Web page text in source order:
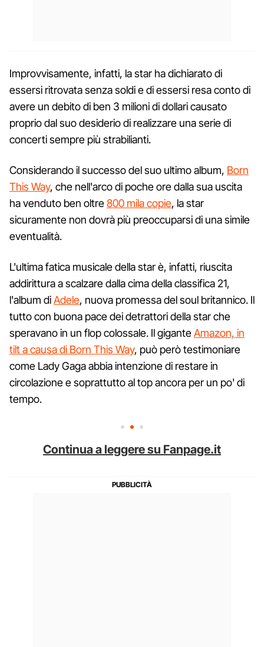
Improvvisamente, infatti, la star ha dichiarato di
essersi ritrovata senza soldi e di essersi resa conto di
avere un debito di ben 3 milioni di dollari causato
proprio dal suo desiderio di realizzare una serie di
concerti sempre più strabilianti.
Considerando il successo del suo ultimo album, Born
This Way, che nell'arco di poche ore dalla sua uscita
ha venduto ben oltre800 mila copie, la star
sicuramente non dovrà più preoccuparsi di una simile
eventualità.
L'ultima fatica musicale della star è, infatti, riuscita
addirittura a scalzare dalla cima della classifica 21,
l'album diAdele, nuova promessa del soul britannico. Il
tutto con buona pace dei detrattori della star che
speravano in un flop colossale. Il giganteAmazon, in
tilt a causa di Born This Way, può però testimoniare
come Lady Gaga abbia intenzione di restare in
circolazione e soprattutto al top ancora per un po' di
tempo.
Continua a leggere su Fanpage.it